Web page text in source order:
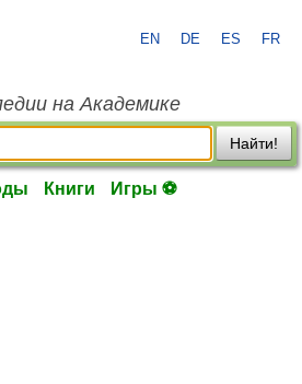
EN DE ES FR
на Академике
Найти!
Книги Игры ⚽